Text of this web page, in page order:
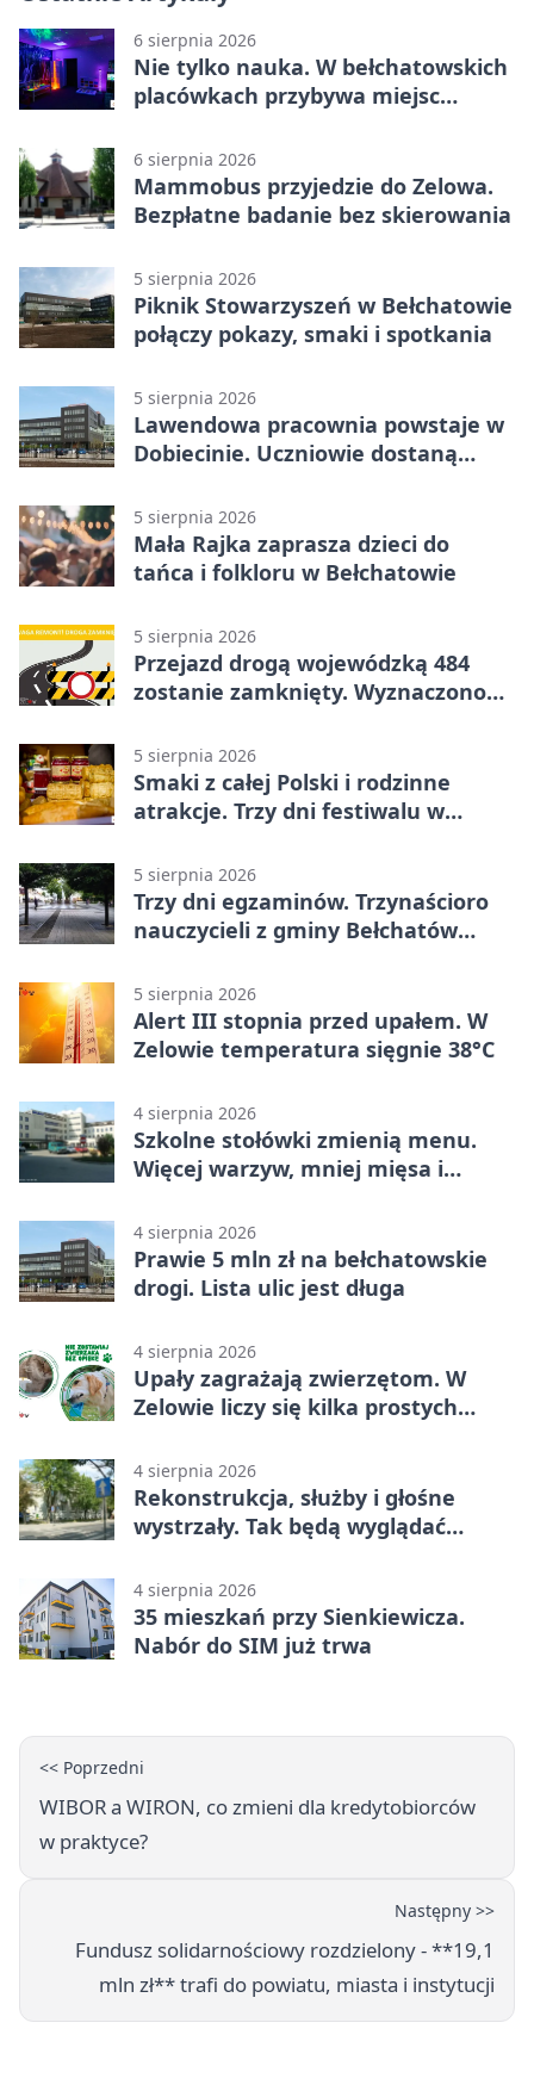
6 sierpnia 2026
Nie tylko nauka. W bełchatowskich
placówkach przybywa miejsc
6 sierpnia 2026
Mammobus przyjedzie do Zelowa.
Bezpłatne badanie bez skierowania
5 sierpnia 2026
Piknik Stowarzyszeń w Bełchatowie
połączy pokazy, smaki i spotkania
5 sierpnia 2026
Lawendowa pracownia powstaje w
Dobiecinie. Uczniowie dostaną
5 sierpnia 2026
Mała Rajka zaprasza dzieci do
tańca i folkloru w Bełchatowie
5 sierpnia 2026
Przejazd drogą wojewódzką 484
zostanie zamknięty. Wyznaczono
5 sierpnia 2026
Smaki z całej Polski i rodzinne
atrakcje. Trzy dni festiwalu w
5 sierpnia 2026
Trzy dni egzaminów. Trzynaścioro
nauczycieli z gminy Bełchatów
5 sierpnia 2026
Alert III stopnia przed upałem. W
Zelowie temperatura sięgnie 38°C
4 sierpnia 2026
Szkolne stołówki zmienią menu.
Więcej warzyw, mniej mięsa i
4 sierpnia 2026
Prawie 5 mln zł na bełchatowskie
drogi. Lista ulic jest długa
4 sierpnia 2026
Upały zagrażają zwierzętom. W
Zelowie liczy się kilka prostych
4 sierpnia 2026
Rekonstrukcja, służby i głośne
wystrzały. Tak będą wyglądać
4 sierpnia 2026
35 mieszkań przy Sienkiewicza.
Nabór do SIM już trwa
<< Poprzedni
WIBOR a WIRON, co zmieni dla kredytobiorców
w praktyce?
Następny >>
Fundusz solidarnościowy rozdzielony - **19,1
mln zł** trafi do powiatu, miasta i instytucji